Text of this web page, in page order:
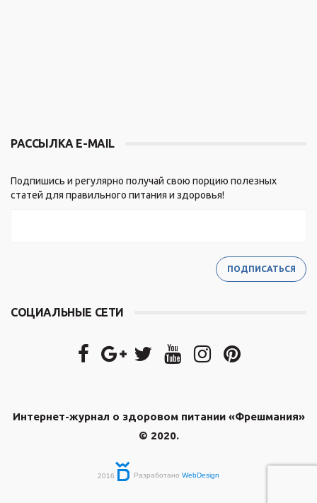
РАССЫЛКА E-MAIL
Подпишись и регулярно получай свою порцию полезных
статей для правильного питания и здоровья!
СОЦИАЛЬНЫЕ СЕТИ
Интернет-журнал о здоровом питании «Фрешмания»
© 2020.
2016 Разработано WebDesign